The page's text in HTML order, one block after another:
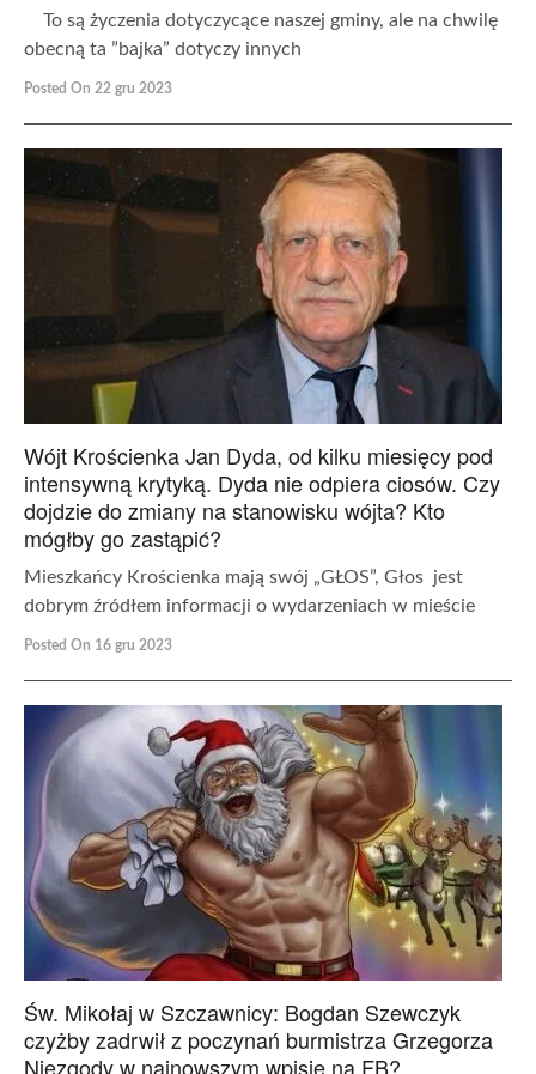
To są życzenia dotyczycące naszej gminy, ale na chwilę
obecną ta ”bajka” dotyczy innych
Posted On 22 gru 2023
Wójt Krościenka Jan Dyda, od kilku miesięcy pod
intensywną krytyką. Dyda nie odpiera ciosów. Czy
dojdzie do zmiany na stanowisku wójta? Kto
mógłby go zastąpić?
Mieszkańcy Krościenka mają swój „GŁOS”, Głos jest
dobrym źródłem informacji o wydarzeniach w mieście
Posted On 16 gru 2023
Św. Mikołaj w Szczawnicy: Bogdan Szewczyk
czyżby zadrwił z poczynań burmistrza Grzegorza
Niezgody w najnowszym wpisie na FB?